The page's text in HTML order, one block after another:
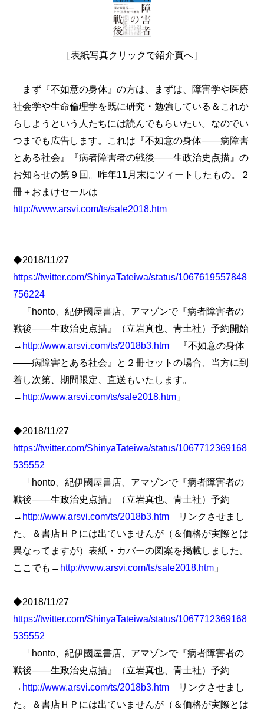
［表紙写真クリックで紹介頁へ］
まず『不如意の身体』の方は、まずは、障害学や医療
社会学や生命倫理学を既に研究・勉強している＆これか
らしようという人たちには読んでもらいたい。なのでい
つまでも広告します。これは『不如意の身体――病障害
とある社会』『病者障害者の戦後――生政治史点描』の
お知らせの第９回。昨年11月末にツィートしたもの。２
冊＋おまけセールは
http://www.arsvi.com/ts/sale2018.htm
◆2018/11/27
https://twitter.com/ShinyaTateiwa/status/1067619557848
756224
「honto、紀伊國屋書店、アマゾンで『病者障害者の
戦後――生政治史点描』（立岩真也、青土社）予約開始
→ http://www.arsvi.com/ts/2018b3.htm 『不如意の身体
――病障害とある社会』と２冊セットの場合、当方に到
着し次第、期間限定、直送もいたします。
→ http://www.arsvi.com/ts/sale2018.htm 」
◆2018/11/27
https://twitter.com/ShinyaTateiwa/status/1067712369168
535552
「honto、紀伊國屋書店、アマゾンで『病者障害者の
戦後――生政治史点描』（立岩真也、青土社）予約
→ http://www.arsvi.com/ts/2018b3.htm リンクさせまし
た。＆書店ＨＰには出ていませんが（＆価格が実際とは
異なってますが）表紙・カバーの図案を掲載しました。
ここでも→ http://www.arsvi.com/ts/sale2018.htm 」
◆2018/11/27
https://twitter.com/ShinyaTateiwa/status/1067712369168
535552
「honto、紀伊國屋書店、アマゾンで『病者障害者の
戦後――生政治史点描』（立岩真也、青土社）予約
→ http://www.arsvi.com/ts/2018b3.htm リンクさせまし
た。＆書店ＨＰには出ていませんが（＆価格が実際とは